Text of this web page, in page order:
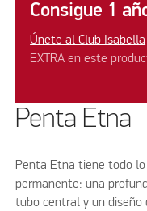
Consigue 1
Únete al Club Isabella
EXTRA en este
Penta Etna
Penta Etna tiene todo
permanente: una
tubo central y un diseño